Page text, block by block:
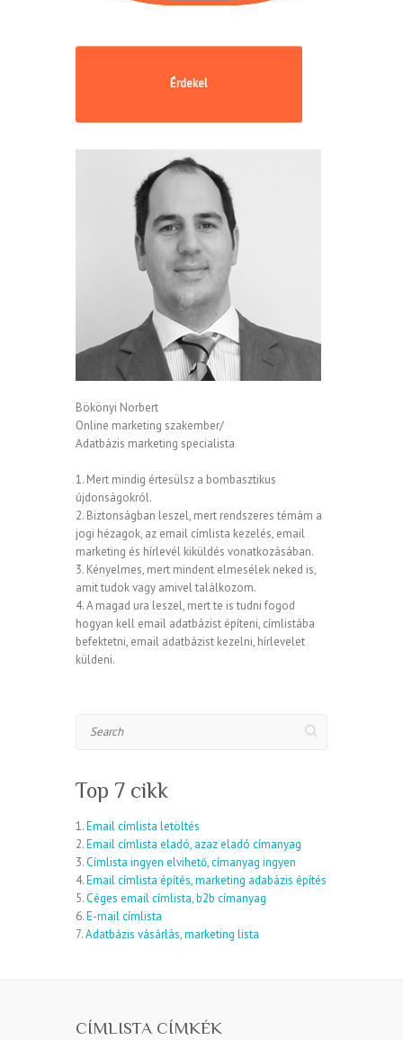
Bökönyi Norbert
Online marketing szakember/
Adatbázis marketing specialista
1. Mert mindig értesülsz a bombasztikus
újdonságokról.
2. Biztonságban leszel, mert rendszeres témám a
jogi hézagok, az email címlista kezelés, email
marketing és hírlevél kiküldés vonatkozásában.
3. Kényelmes, mert mindent elmesélek neked is,
amit tudok vagy amivel találkozom.
4. A magad ura leszel, mert te is tudni fogod
hogyan kell email adatbázist építeni, címlistába
befektetni, email adatbázist kezelni, hírlevelet
küldeni.
Top 7 cikk
1.Email címlista letöltés
2.Email címlista eladó, azaz eladó címanyag
3.Címlista ingyen elvihető, címanyag ingyen
4.Email címlista építés, marketing adabázis építés
5.Céges email címlista, b2b címanyag
6.E-mail címlista
7.Adatbázis vásárlás, marketing lista
CÍMLISTA CÍMKÉK